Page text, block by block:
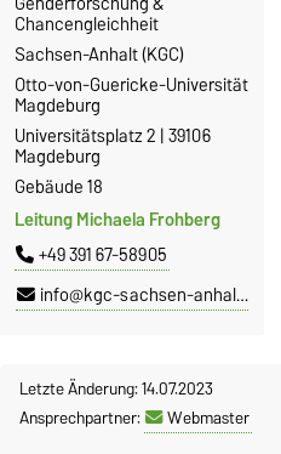
Chancengleichheit
Sachsen-Anhalt (KGC)
Otto-von-Guericke-Universität
Magdeburg
Universitätsplatz 2 | 39106
Magdeburg
Gebäude 18
Leitung Michaela Frohberg
+49 391 67-58905
info@kgc-sachsen-anhalt.de
Letzte Änderung: 14.07.2023
Ansprechpartner:
Webmaster